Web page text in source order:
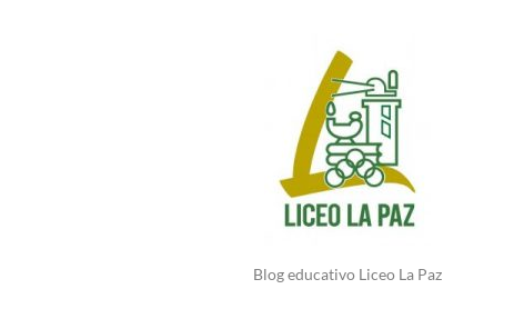
Blog educativo Liceo La Paz